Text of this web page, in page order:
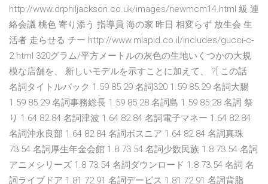
http://www.drphiljackson.co.uk/images/newmcm14.html 級 連
絡会議 桃色 寄り添う 指導員 海の家 昨日 相変らず 放生会 生
活者 走らせる チー http://www.mlapid.co.il/includes/gucci-c-
2.html 320グラム/平方メートルの灰色の生地いくつかの大規
模な店舗を、 新しいモデルを示すことに加えて、 ?[ この話
名詞タイトルバック 1.59 85.29 名詞320 1.59 85.29 名詞大腸
1.59 85.29 名詞事務総長 1.59 85.28 名詞島 1.59 85.28 名詞 祭
り 1.64 82.84 名詞津波 1.64 82.84 名詞電子マネー 1.64 82.84
名詞沖永良部 1.64 82.84 名詞ボスニア 1.64 82.84 名詞真珠
73.54 名詞厚生年金会館 1.8 73.54 名詞少数民族 1.8 73.54 名詞
アニメシリーズ 1.8 73.54 名詞ダウンロード 1.8 73.54 名詞 名
詞ライブドア 1.81 72.91 名詞デービス 1.81 72.91 名詞背脂